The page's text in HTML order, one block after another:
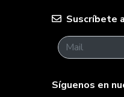
Suscríbete
Síguenos en